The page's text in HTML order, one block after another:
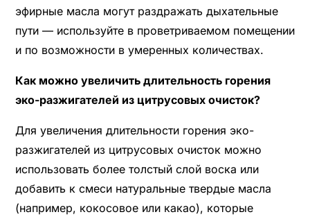
эфирные масла могут раздражать дыхательные
пути — используйте в проветриваемом помещении
и по возможности в умеренных количествах.
Как можно увеличить длительность горения
эко-разжигателей из цитрусовых очисток?
Для увеличения длительности горения эко-
разжигателей из цитрусовых очисток можно
использовать более толстый слой воска или
добавить к смеси натуральные твердые масла
(например, кокосовое или какао), которые